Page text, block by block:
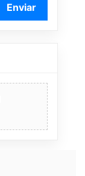
Enviar